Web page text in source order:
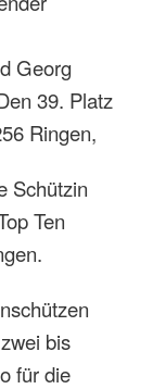
Georg
39. Platz
Ringen,
Schützin
Ten
bis
für die